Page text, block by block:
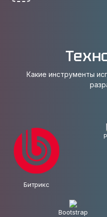
Какие инструменты
Битрикс
Bootstrap